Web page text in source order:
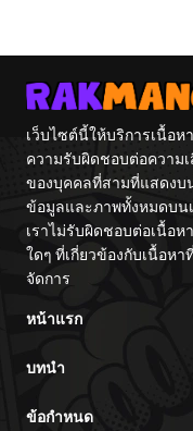
เว็บไซต์นี้ให้บริการเนื้อ
ความรับผิดชอบต่อความ
ของบุคคลที่สามที่แสดงบ
ข้อมูลและภาพทั้งหมดบน
เราไม่รับผิดชอบต่อเนื้อ
ใดๆ ที่เกี่ยวข้องกับเนื้อห
จัดการ
หน้าแรก
บทนำ
ข้อกำหนด